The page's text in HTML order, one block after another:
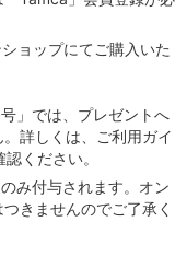
ョップにてご購⼊いた
」では、プレゼントへ
詳しくは、ご利⽤ガイ
認ください。
み付与されます。オン
きませんのでご了承く